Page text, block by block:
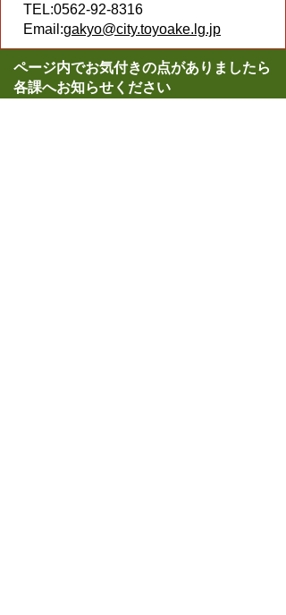
TEL:0562-92-8316
Email:gakyo@city.toyoake.lg.jp
ページ内でお気付きの点がありましたら
各課へお知らせください